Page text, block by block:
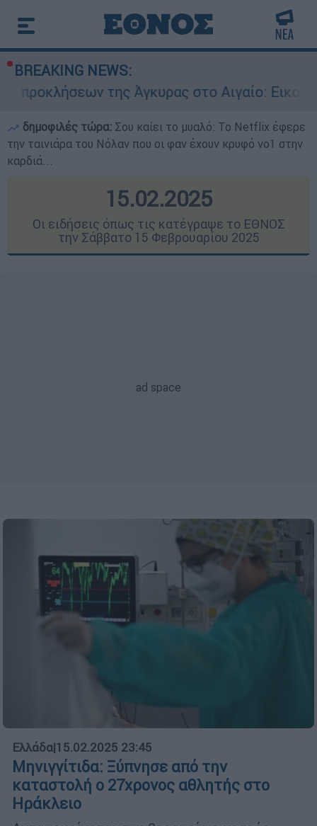
BREAKING NEWS:
Άγκυρας στο Αιγαίο: Εικονική αερομαχία
δημοφιλές τώρα: Σου καίει το μυαλό: Το Netflix έφερε
την ταινιάρα του Νόλαν που οι φαν έχουν κρυφό νο1 στην
καρδιά...
15.02.2025
Οι ειδήσεις όπως τις κατέγραψε το ΕΘΝΟΣ
την Σάββατο 15 Φεβρουαρίου 2025
Ελλάδα|15.02.2025 23:45
Μηνιγγίτιδα: Ξύπνησε από την
καταστολή ο 27χρονος αθλητής στο
Ηράκλειο